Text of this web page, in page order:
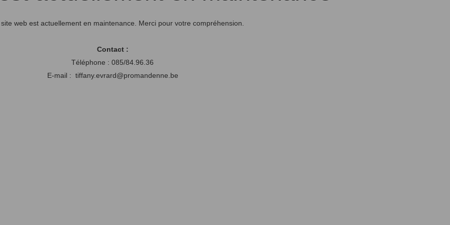
web est actuellement en maintenance. Merci pour votre compréhension.
Contact :
Téléphone : 085/84.96.36
E-mail : tiffany.evrard@promandenne.be